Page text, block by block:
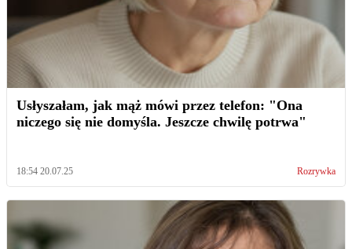
Usłyszałam, jak mąż mówi przez telefon: "Ona
niczego się nie domyśla. Jeszcze chwilę potrwa"
18:54 20.07.25 Rozrywka